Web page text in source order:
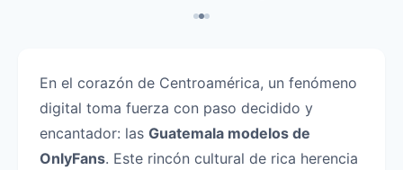
En el corazón de Centroamérica, un fenómeno
digital toma fuerza con paso decidido y
encantador: las Guatemala modelos de
OnlyFans. Este rincón cultural de rica herencia